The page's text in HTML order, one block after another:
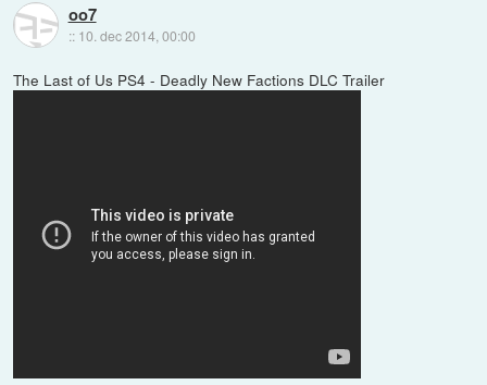
oo7
:: 10. dec 2014, 00:00
The Last of Us PS4 - Deadly New Factions DLC Trailer